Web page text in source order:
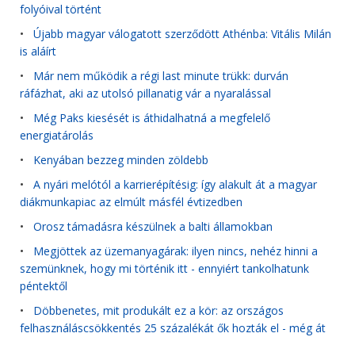
folyóival történt
• Újabb magyar válogatott szerződött Athénba: Vitális Milán
is aláírt
• Már nem működik a régi last minute trükk: durván
ráfázhat, aki az utolsó pillanatig vár a nyaralással
• Még Paks kiesését is áthidalhatná a megfelelő
energiatárolás
• Kenyában bezzeg minden zöldebb
• A nyári melótól a karrierépítésig: így alakult át a magyar
diákmunkapiac az elmúlt másfél évtizedben
• Orosz támadásra készülnek a balti államokban
• Megjöttek az üzemanyagárak: ilyen nincs, nehéz hinni a
szemünknek, hogy mi történik itt - ennyiért tankolhatunk
péntektől
• Döbbenetes, mit produkált ez a kör: az országos
felhasználáscsökkentés 25 százalékát ők hozták el - még át